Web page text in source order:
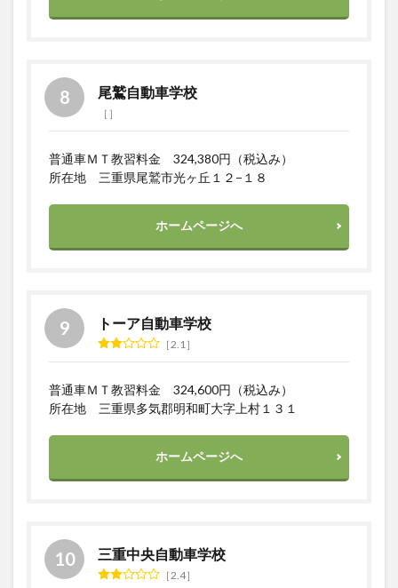
尾鷲自動車学校
普通車ＭＴ教習料金 324,380円（税込み）
所在地 三重県尾鷲市光ヶ丘１２−１８
ホームページへ
トーア自動車学校
2.1
普通車ＭＴ教習料金 324,600円（税込み）
所在地 三重県多気郡明和町大字上村１３１
ホームページへ
三重中央自動車学校
2.4